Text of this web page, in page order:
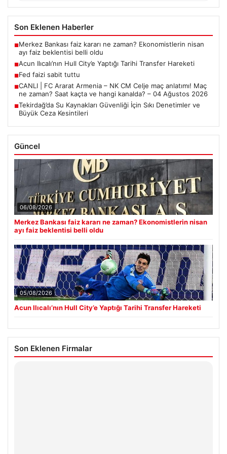
Son Eklenen Haberler
■Merkez Bankası faiz kararı ne zaman? Ekonomistlerin nisan
ayı faiz beklentisi belli oldu
■Acun Ilıcalı’nın Hull City’e Yaptığı Tarihi Transfer Hareketi
■Fed faizi sabit tuttu
■CANLI | FC Ararat Armenia – NK CM Celje maç anlatımı! Maç
ne zaman? Saat kaçta ve hangi kanalda? – 04 Ağustos 2026
■Tekirdağ’da Su Kaynakları Güvenliği İçin Sıkı Denetimler ve
Büyük Ceza Kesintileri
Güncel
06/08/2026
Merkez Bankası faiz kararı ne zaman? Ekonomistlerin nisan
ayı faiz beklentisi belli oldu
05/08/2026
Acun Ilıcalı’nın Hull City’e Yaptığı Tarihi Transfer Hareketi
Son Eklenen Firmalar